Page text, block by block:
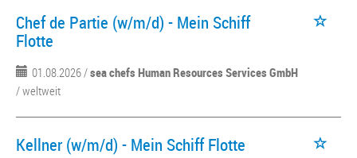
Chef de Partie (w/m/d) - Mein Schiff
Flotte
01.08.2026 /sea chefs Human Resources Services GmbH
/ weltweit
Kellner (w/m/d) - Mein Schiff Flotte